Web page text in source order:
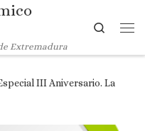
Extremadura
Search
III Aniversario. La